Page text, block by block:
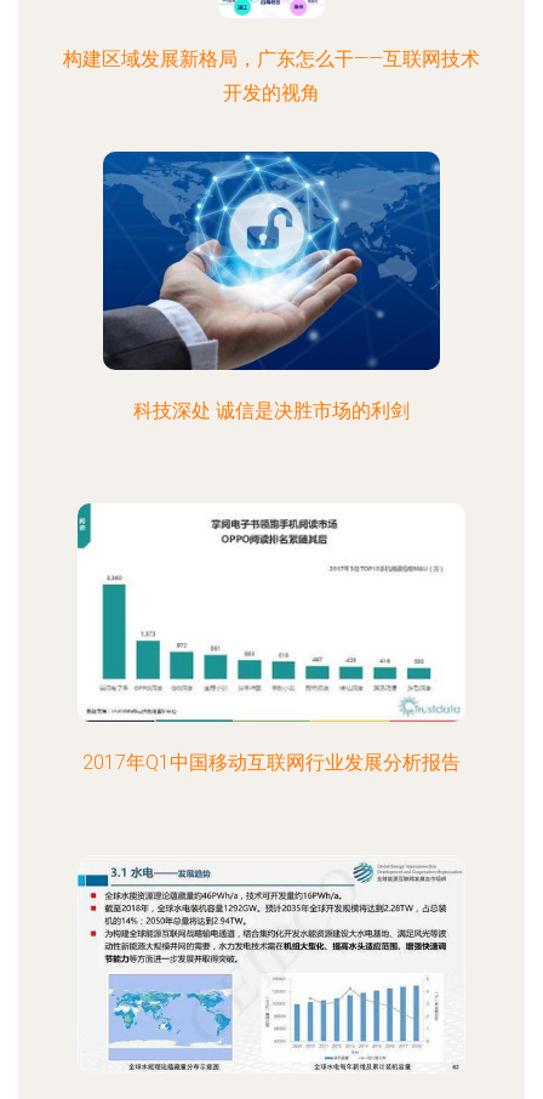
构建区域发展新格局，广东怎么干——互联网技术
开发的视角
科技深处 诚信是决胜市场的利剑
2017年Q1中国移动互联网行业发展分析报告